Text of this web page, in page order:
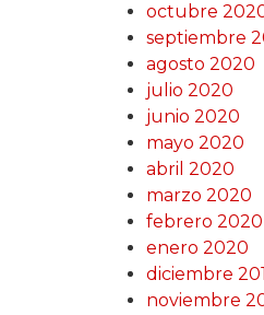
octubre
septiembre
agosto 2020
julio 2020
junio 2020
mayo 2020
abril 2020
marzo 2020
febrero 2020
enero 2020
diciembre
noviembre